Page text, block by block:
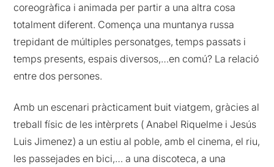
coreogràfica i animada per partir a una altra cosa
totalment diferent. Comença una muntanya russa
trepidant de múltiples personatges, temps passats i
temps presents, espais diversos,…en comú? La relació
entre dos persones.
Amb un escenari pràcticament buit viatgem, gràcies al
treball físic de les intèrprets ( Anabel Riquelme i Jesús
Luis Jimenez) a un estiu al poble, amb el cinema, el riu,
les passejades en bici,… a una discoteca, a una